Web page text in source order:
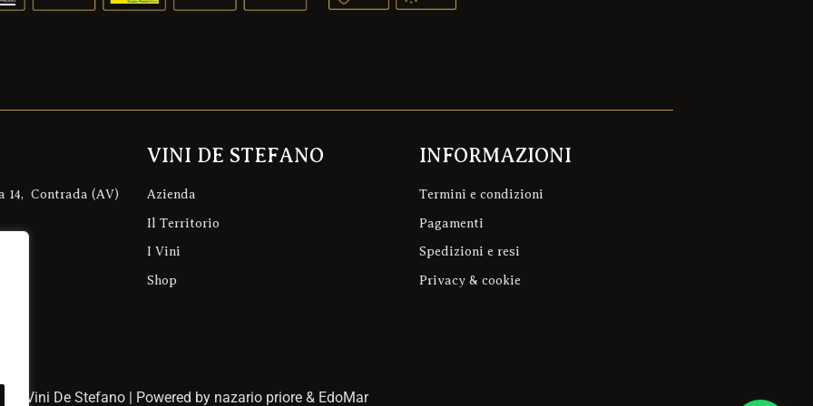
14, Contrada (AV)
VINI DE STEFANO
Azienda
Il Territorio
I Vini
Shop
INFORMAZIONI
Termini e condizioni
Pagamenti
Spedizioni e resi
Privacy & cookie
Vini De Stefano | Powered by nazario priore & EdoMar